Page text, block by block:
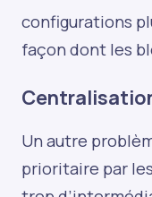
configurations
façon dont les
Un autre
prioritaire par